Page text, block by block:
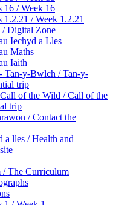
16 / Week 16
1.2.21 / Week 1.2.21
Digital Zone
Iechyd a Lles
Maths
Iaith
Tan-y-Bwlch / Tan-y-
trip
of the Wild / Call of the
trip
/ Contact the
a lles / Health and
The Curriculum